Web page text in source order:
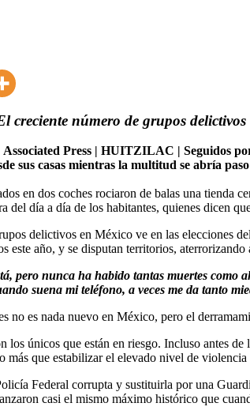
creciente número de grupos
Press | HUITZILAC | Seguidos
sus casas mientras la multitud se abría
en dos coches rociaron de balas una tienda
del día a día de los habitantes, quienes dicen
delictivos en México ve en las elecciones
este año, y se disputan territorios,
pero nunca ha habido tantas muertes como
suena mi teléfono, a veces me da tanto
no es nada nuevo en México, pero el
los únicos que están en riesgo. Incluso antes
más que estabilizar el elevado nivel de
Federal corrupta y sustituirla por una
casi el mismo máximo histórico que